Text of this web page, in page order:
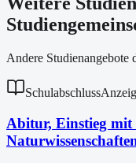
Andere Studienangebote
Schulabschluss
Abitur, Einstieg mit